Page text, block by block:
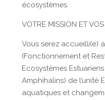
écosystèmes.
VOTRE MISSION ET
Vous serez accueilli(e)
(Fonctionnement et
Ecosystèmes
Amphihalins) de l’unité
aquatiques et